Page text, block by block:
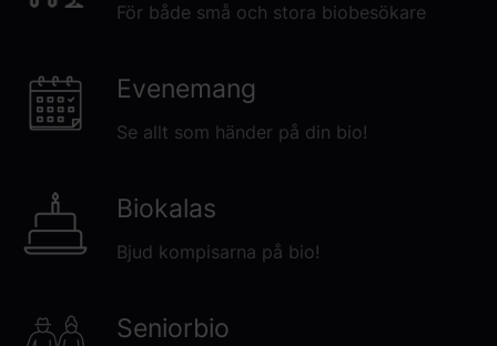
För både små och stora biobesökare
Evenemang
Se allt som händer på din bio!
Biokalas
Bjud kompisarna på bio!
Seniorbio